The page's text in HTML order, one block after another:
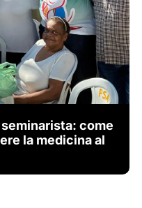
come
la medicina al